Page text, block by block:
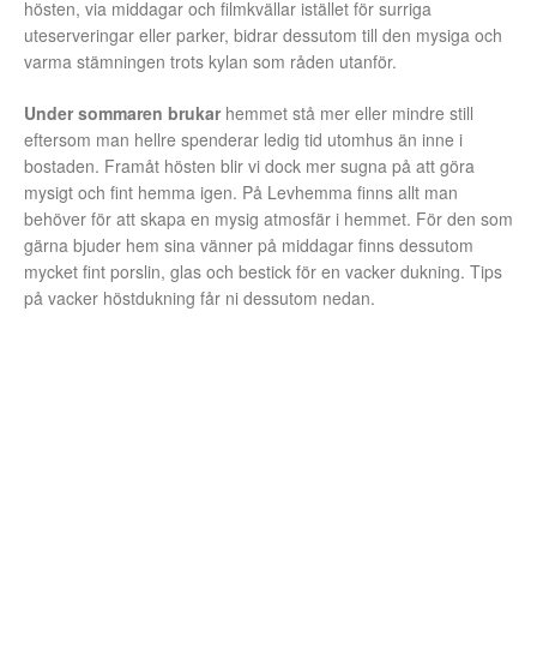
hösten, via middagar och filmkvällar istället för surriga
uteserveringar eller parker, bidrar dessutom till den mysiga och
varma stämningen trots kylan som råden utanför.
Under sommaren brukar hemmet stå mer eller mindre still
eftersom man hellre spenderar ledig tid utomhus än inne i
bostaden. Framåt hösten blir vi dock mer sugna på att göra
mysigt och fint hemma igen. På Levhemma finns allt man
behöver för att skapa en mysig atmosfär i hemmet. För den som
gärna bjuder hem sina vänner på middagar finns dessutom
mycket fint porslin, glas och bestick för en vacker dukning. Tips
på vacker höstdukning får ni dessutom nedan.